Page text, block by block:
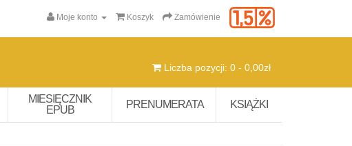
Moje konto Koszyk Zamówienie
Liczba pozycji: 0 - 0,00zł
MIESIĘCZNIK
EPUB
PRENUMERATA KSIĄŻKI